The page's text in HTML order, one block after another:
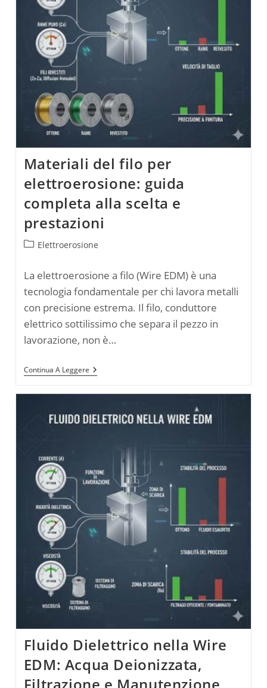
Materiali del filo per
elettroerosione: guida
completa alla scelta e
prestazioni
Categoria
Elettroerosione
La elettroerosione a filo (Wire EDM) è una
tecnologia fondamentale per chi lavora metalli
con precisione estrema. Il filo, conduttore
elettrico sottilissimo che separa il pezzo in
lavorazione, non è…
Continua A LeggereMateriali
Del
Guida
Completa
Prestazioni
Fluido Dielettrico nella Wire
EDM: Acqua Deionizzata,